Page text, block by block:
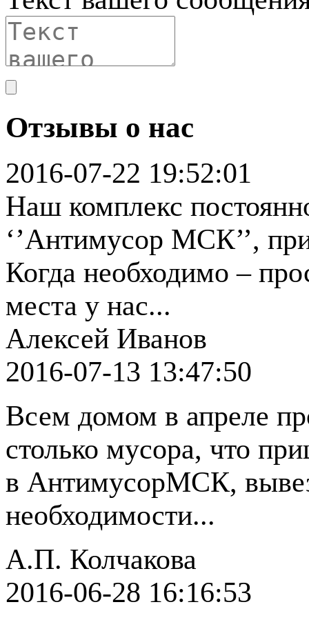
Отзывы о нас
2016-07-22 19:52:01
Наш комплекс
‘’Антимусор МСК’’,
Когда необходимо –
места у нас...
Алексей Иванов
2016-07-13 13:47:50
Всем домом в апреле
столько мусора, что
в АнтимусорМСК,
необходимости...
А.П. Колчакова
2016-06-28 16:16:53